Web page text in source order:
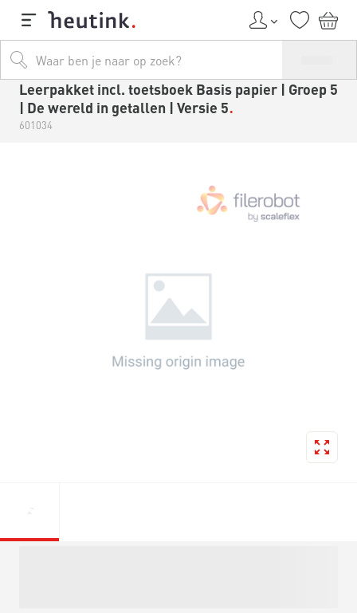
Leerpakket incl. toetsboek Basis papier | Groep 5
| De wereld in getallen | Versie 5
601034